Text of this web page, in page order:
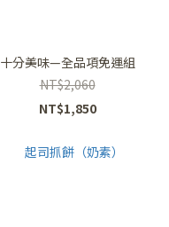
十分美味—全品項免運組
NT$2,060
NT$1,850